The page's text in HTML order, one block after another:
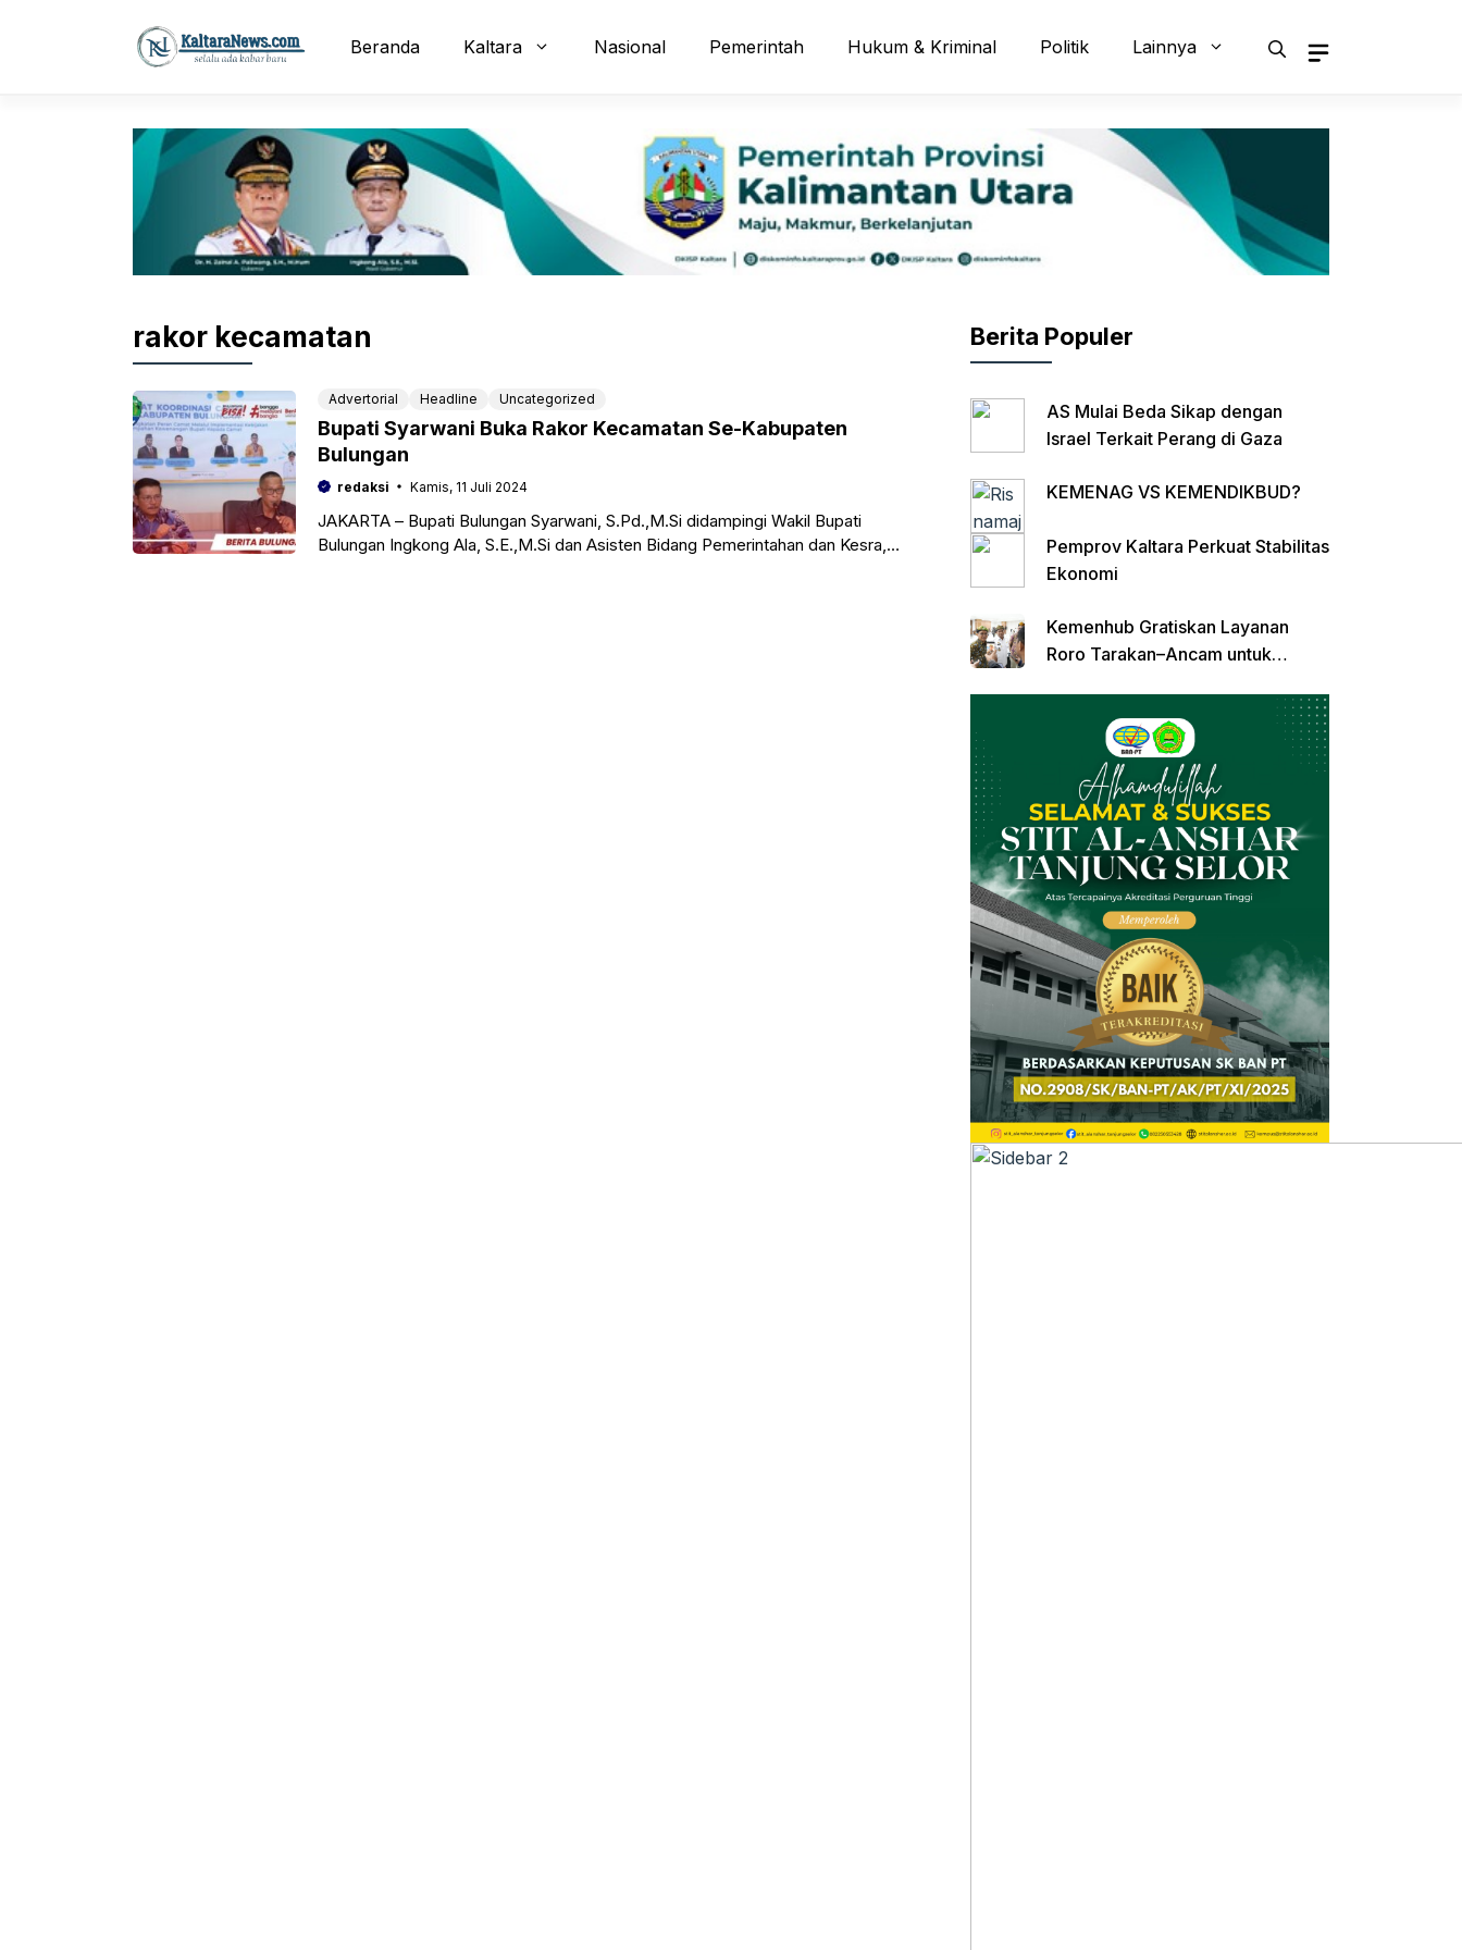
Beranda Kaltara Nasional Pemerintah Hukum & Kriminal Politik Lainnya
rakor kecamatan
Advertorial Headline Uncategorized
Bupati Syarwani Buka Rakor Kecamatan Se-Kabupaten
Bulungan
redaksi Kamis, 11 Juli 2024
JAKARTA – Bupati Bulungan Syarwani, S.Pd.,M.Si didampingi Wakil Bupati
Bulungan Ingkong Ala, S.E.,M.Si dan Asisten Bidang Pemerintahan dan Kesra,
Berita Populer
AS Mulai Beda Sikap dengan
Israel Terkait Perang di Gaza
KEMENAG VS KEMENDIKBUD?
Pemprov Kaltara Perkuat Stabilitas
Ekonomi
Kemenhub Gratiskan Layanan
Roro Tarakan–Ancam untuk